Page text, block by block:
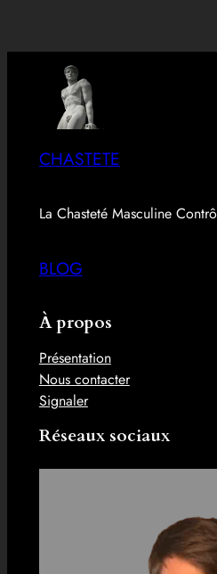
CHASTETE
La Chasteté Masculine
BLOG
À propos
Présentation
Nous contacter
Signaler
Réseaux sociaux